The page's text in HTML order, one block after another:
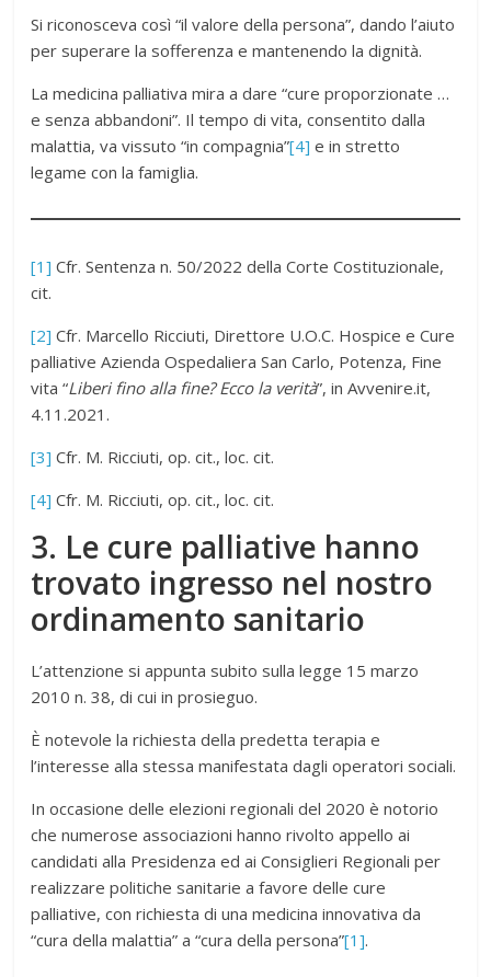
Si riconosceva così “il valore della persona”, dando l’aiuto
per superare la sofferenza e mantenendo la dignità.
La medicina palliativa mira a dare “cure proporzionate …
e senza abbandoni”. Il tempo di vita, consentito dalla
malattia, va vissuto “in compagnia”[4] e in stretto
legame con la famiglia.
[1] Cfr. Sentenza n. 50/2022 della Corte Costituzionale,
cit.
[2] Cfr. Marcello Ricciuti, Direttore U.O.C. Hospice e Cure
palliative Azienda Ospedaliera San Carlo, Potenza, Fine
vita “Liberi fino alla fine? Ecco la verità”, in Avvenire.it,
4.11.2021.
[3] Cfr. M. Ricciuti, op. cit., loc. cit.
[4] Cfr. M. Ricciuti, op. cit., loc. cit.
3. Le cure palliative hanno
trovato ingresso nel nostro
ordinamento sanitario
L’attenzione si appunta subito sulla legge 15 marzo
2010 n. 38, di cui in prosieguo.
È notevole la richiesta della predetta terapia e
l’interesse alla stessa manifestata dagli operatori sociali.
In occasione delle elezioni regionali del 2020 è notorio
che numerose associazioni hanno rivolto appello ai
candidati alla Presidenza ed ai Consiglieri Regionali per
realizzare politiche sanitarie a favore delle cure
palliative, con richiesta di una medicina innovativa da
“cura della malattia” a “cura della persona”[1].